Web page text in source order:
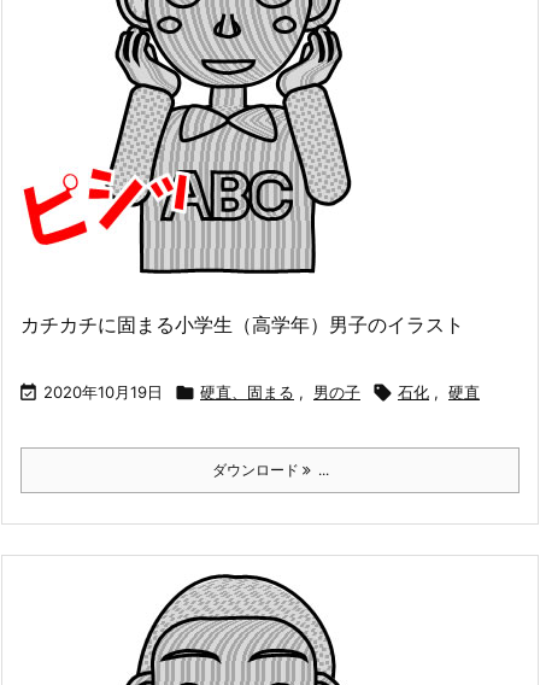
カチカチに固まる小学生（高学年）男子のイラスト
 2020年10月19日  硬直、固まる , 男の子  石化 , 硬直
ダウンロード ...